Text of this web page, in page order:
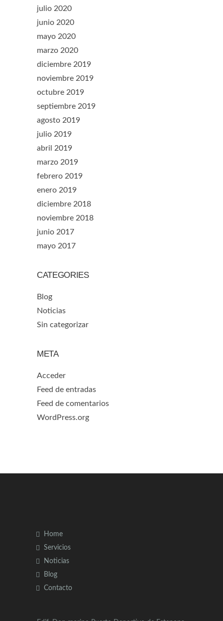
julio 2020
junio 2020
mayo 2020
marzo 2020
diciembre 2019
noviembre 2019
octubre 2019
septiembre 2019
agosto 2019
julio 2019
abril 2019
marzo 2019
febrero 2019
enero 2019
diciembre 2018
noviembre 2018
junio 2017
mayo 2017
CATEGORIES
Blog
Noticias
Sin categorizar
META
Acceder
Feed de entradas
Feed de comentarios
WordPress.org
Home
Servicios
Noticias
Blog
Contacto